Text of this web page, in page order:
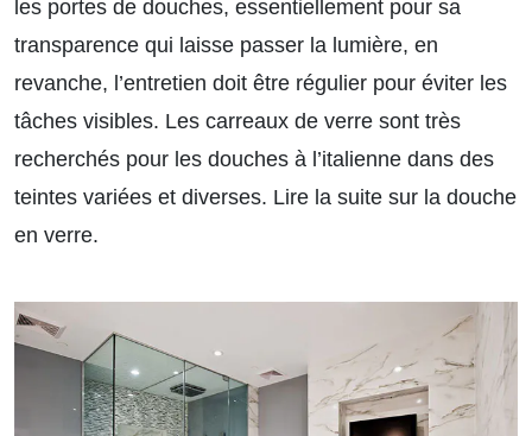
les portes de douches, essentiellement pour sa
transparence qui laisse passer la lumière, en
revanche, l’entretien doit être régulier pour éviter les
tâches visibles. Les carreaux de verre sont très
recherchés pour les douches à l’italienne dans des
teintes variées et diverses. Lire la suite sur la douche
en verre.